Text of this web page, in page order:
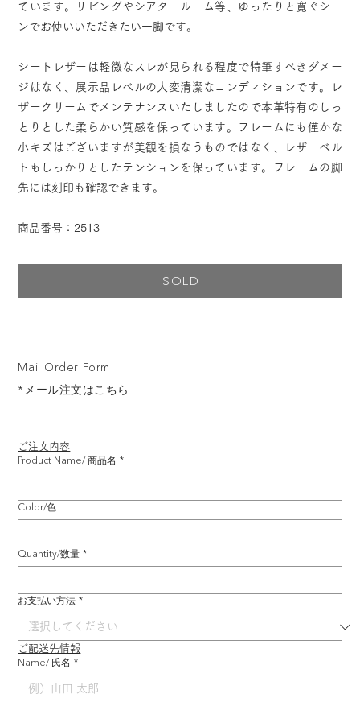
ご注文内容
Product Name/ 商品名 *
Color/色
Quantity/数量 *
お支払い方法 *
ご配送先情報
Name/ 氏名 *
Mail Order Form
*メール注文はこちら
ています。リビングやシアタールーム等、ゆったりと寛ぐシー
ンでお使いいただきたい一脚です。
シートレザーは軽微なスレが見られる程度で特筆すべきダメー
ジはなく、展示品レベルの大変清潔なコンディションです。レ
ザークリームでメンテナンスいたしましたので本革特有のしっ
とりとした柔らかい質感を保っています。フレームにも僅かな
小キズはございますが美観を損なうものではなく、レザーベル
トもしっかりとしたテンションを保っています。フレームの脚
先には刻印も確認できます。
商品番号：2513
SOLD